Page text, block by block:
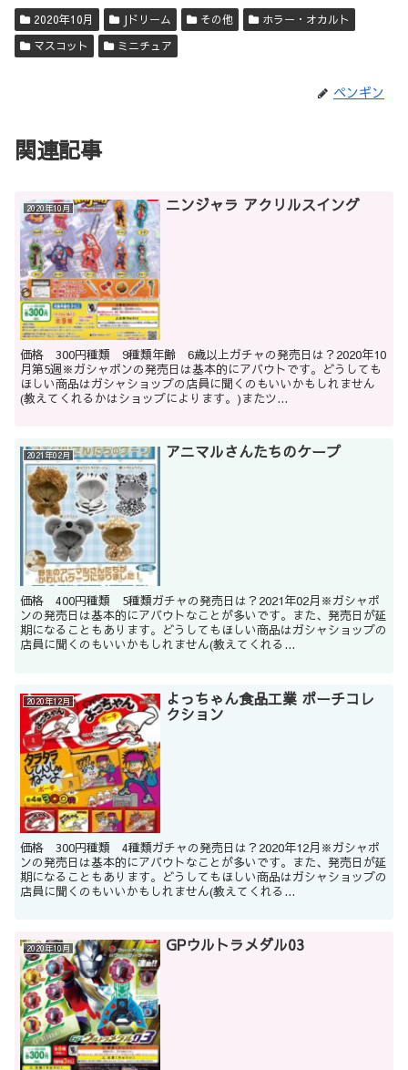
2020年10月 Jドリーム その他
ホラー・オカルト
マスコット
ミニチュア
ペンギン
関連記事
2020年10月 ニンジャラ アクリルスイング
価格 300円種類 9種類年齢 6歳以上ガチャの発売日は？2020年10
月第5週※ガシャポンの発売日は基本的にアバウトです。どうしても
ほしい商品はガシャショップの店員に聞くのもいいかもしれません
(教えてくれるかはショップによります。)またツ...
2021年02月 アニマルさんたちのケープ
価格 400円種類 5種類ガチャの発売日は？2021年02月※ガシャポ
ンの発売日は基本的にアバウトなことが多いです。また、発売日が延
期になることもあります。どうしてもほしい商品はガシャショップの
店員に聞くのもいいかもしれません(教えてくれる...
2020年12月 よっちゃん食品工業 ポーチコレ
クション
価格 300円種類 4種類ガチャの発売日は？2020年12月※ガシャポ
ンの発売日は基本的にアバウトなことが多いです。また、発売日が延
期になることもあります。どうしてもほしい商品はガシャショップの
店員に聞くのもいいかもしれません(教えてくれる...
2020年10月 GPウルトラメダル03